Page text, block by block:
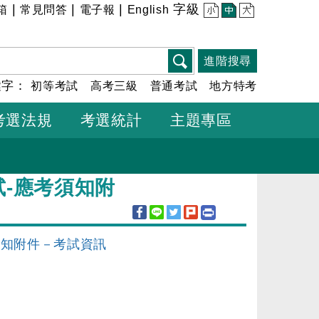
常見問答 電子報 English 字級 小 中 大
進階搜尋
字：初等考試 高考三級 普通考試 地方特考
選法規 考選統計 主題專區
應考須知附
附件－考試資訊